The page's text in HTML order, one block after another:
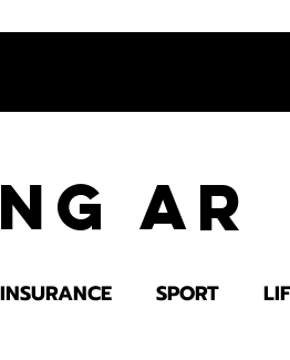
INSURANCE SPORT